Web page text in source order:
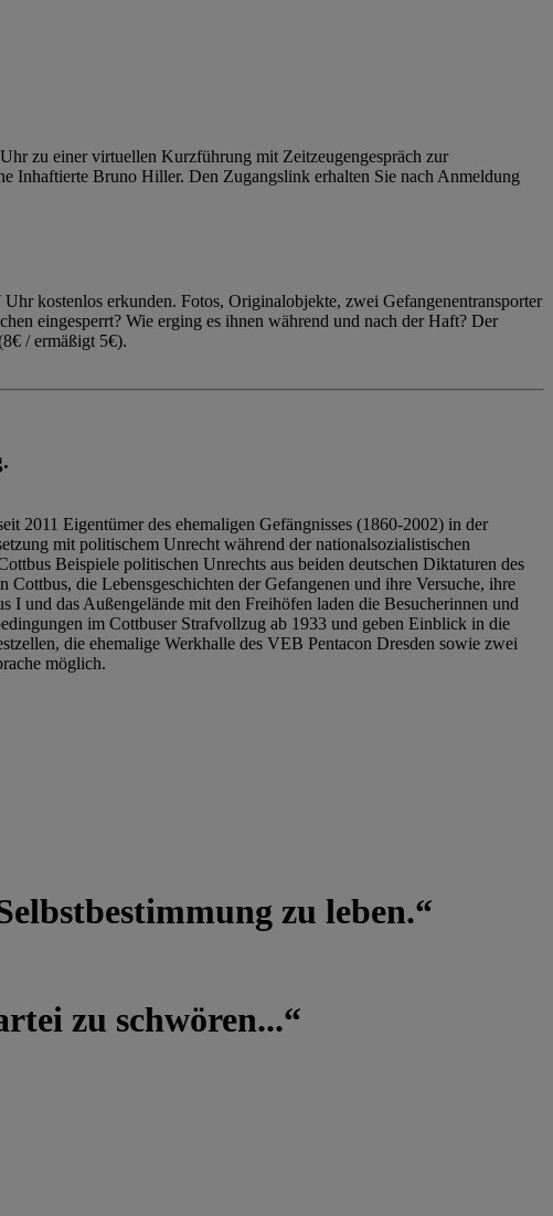
zu einer virtuellen Kurzführung mit Zeitzeugengespräch zur
Inhaftierte Bruno Hiller. Den Zugangslink erhalten Sie nach Anmeldung
kostenlos erkunden. Fotos, Originalobjekte, zwei Gefangenentransporter
eingesperrt? Wie erging es ihnen während und nach der Haft? Der
/ ermäßigt 5€).
2011 Eigentümer des ehemaligen Gefängnisses (1860-2002) in der
mit politischem Unrecht während der nationalsozialistischen
Beispiele politischen Unrechts aus beiden deutschen Diktaturen des
die Lebensgeschichten der Gefangenen und ihre Versuche, ihre
und das Außengelände mit den Freihöfen laden die Besucherinnen und
im Cottbuser Strafvollzug ab 1933 und geben Einblick in die
die ehemalige Werkhalle des VEB Pentacon Dresden sowie zwei
möglich.
zu leben.“
zu schwören...“